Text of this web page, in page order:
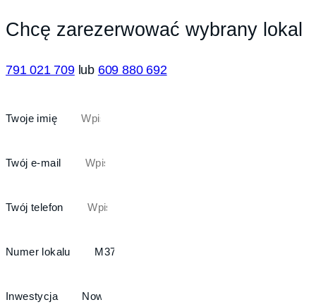
Chcę zarezerwować wybrany lokal
791 021 709lub 609 880 692
Twoje imię
Twój e-mail
Twój telefon
Numer lokalu
Inwestycja